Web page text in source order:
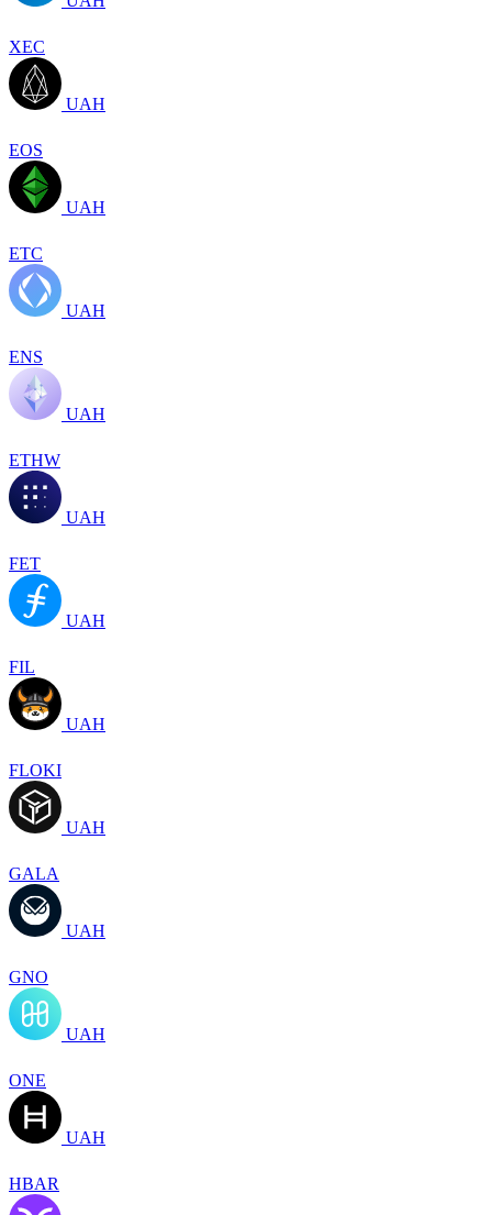
XEC
UAH
EOS
UAH
ETC
UAH
ENS
UAH
ETHW
UAH
FET
UAH
FIL
UAH
FLOKI
UAH
GALA
UAH
GNO
UAH
ONE
UAH
HBAR